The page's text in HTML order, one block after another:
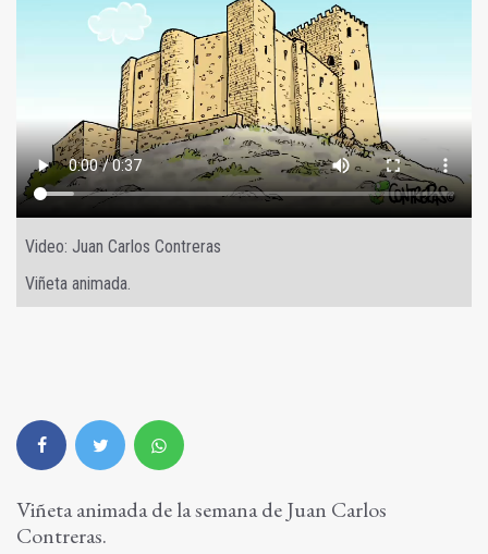
Video: Juan Carlos Contreras
Viñeta animada.
Viñeta animada de la semana de Juan Carlos
Contreras.